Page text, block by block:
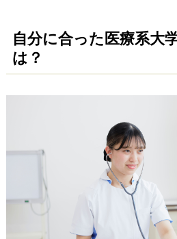
自分に合った医療系大
は？